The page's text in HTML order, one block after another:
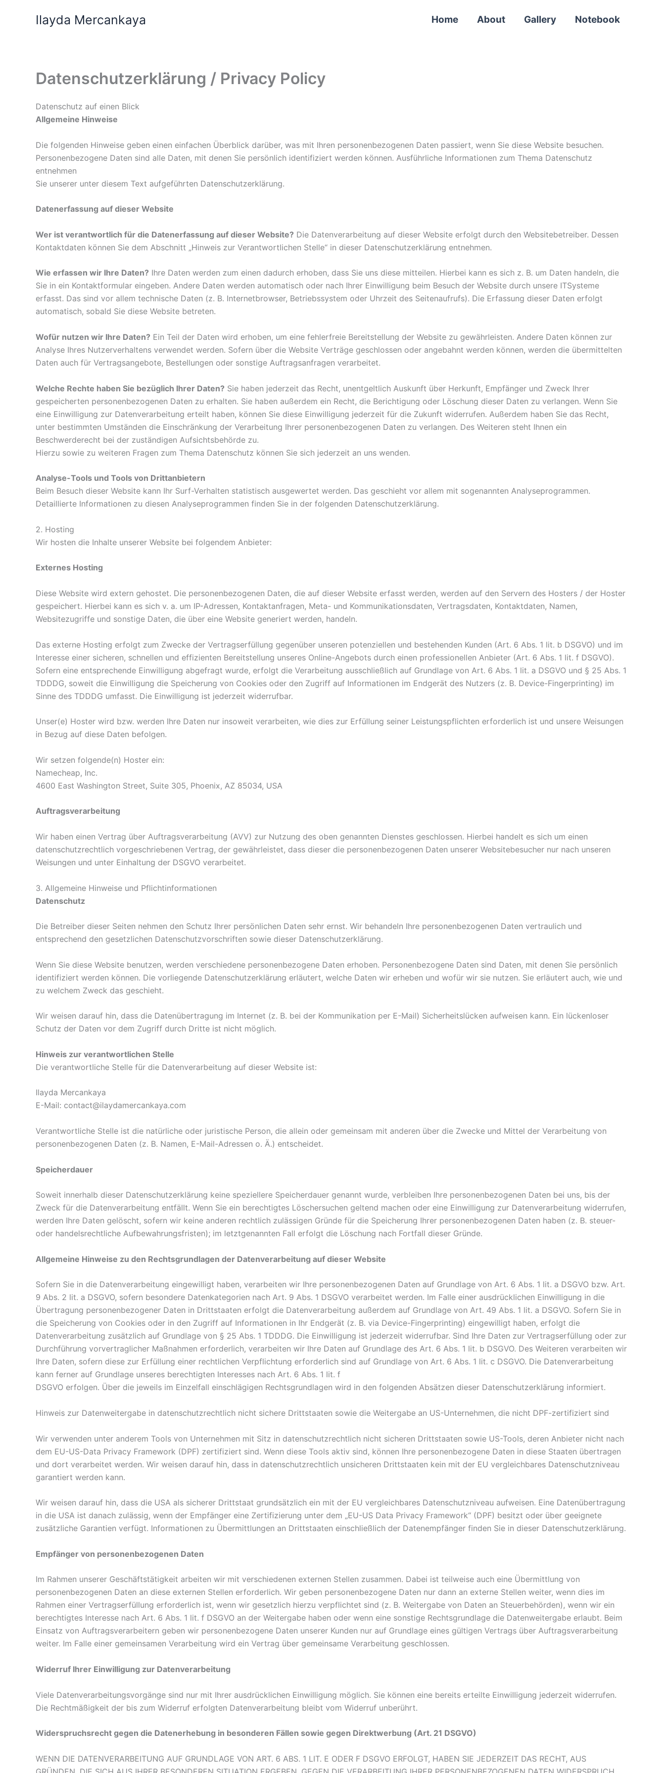
Ilayda Mercankaya Home About Gallery Notebook
Datenschutzerklärung / Privacy Policy
Datenschutz auf einen Blick
Allgemeine Hinweise
Die folgenden Hinweise geben einen einfachen Überblick darüber, was mit Ihren personenbezogenen Daten passiert, wenn Sie diese Website besuchen.
Personenbezogene Daten sind alle Daten, mit denen Sie persönlich identifiziert werden können. Ausführliche Informationen zum Thema Datenschutz
entnehmen
Sie unserer unter diesem Text aufgeführten Datenschutzerklärung.
Datenerfassung auf dieser Website
Wer ist verantwortlich für die Datenerfassung auf dieser Website? Die Datenverarbeitung auf dieser Website erfolgt durch den Websitebetreiber. Dessen
Kontaktdaten können Sie dem Abschnitt „Hinweis zur Verantwortlichen Stelle“ in dieser Datenschutzerklärung entnehmen.
Wie erfassen wir Ihre Daten? Ihre Daten werden zum einen dadurch erhoben, dass Sie uns diese mitteilen. Hierbei kann es sich z. B. um Daten handeln, die
Sie in ein Kontaktformular eingeben. Andere Daten werden automatisch oder nach Ihrer Einwilligung beim Besuch der Website durch unsere ITSysteme
erfasst. Das sind vor allem technische Daten (z. B. Internetbrowser, Betriebssystem oder Uhrzeit des Seitenaufrufs). Die Erfassung dieser Daten erfolgt
automatisch, sobald Sie diese Website betreten.
Wofür nutzen wir Ihre Daten? Ein Teil der Daten wird erhoben, um eine fehlerfreie Bereitstellung der Website zu gewährleisten. Andere Daten können zur
Analyse Ihres Nutzerverhaltens verwendet werden. Sofern über die Website Verträge geschlossen oder angebahnt werden können, werden die übermittelten
Daten auch für Vertragsangebote, Bestellungen oder sonstige Auftragsanfragen verarbeitet.
Welche Rechte haben Sie bezüglich Ihrer Daten? Sie haben jederzeit das Recht, unentgeltlich Auskunft über Herkunft, Empfänger und Zweck Ihrer
gespeicherten personenbezogenen Daten zu erhalten. Sie haben außerdem ein Recht, die Berichtigung oder Löschung dieser Daten zu verlangen. Wenn Sie
eine Einwilligung zur Datenverarbeitung erteilt haben, können Sie diese Einwilligung jederzeit für die Zukunft widerrufen. Außerdem haben Sie das Recht,
unter bestimmten Umständen die Einschränkung der Verarbeitung Ihrer personenbezogenen Daten zu verlangen. Des Weiteren steht Ihnen ein
Beschwerderecht bei der zuständigen Aufsichtsbehörde zu.
Hierzu sowie zu weiteren Fragen zum Thema Datenschutz können Sie sich jederzeit an uns wenden.
Analyse-Tools und Tools von Drittanbietern
Beim Besuch dieser Website kann Ihr Surf-Verhalten statistisch ausgewertet werden. Das geschieht vor allem mit sogenannten Analyseprogrammen.
Detaillierte Informationen zu diesen Analyseprogrammen finden Sie in der folgenden Datenschutzerklärung.
2. Hosting
Wir hosten die Inhalte unserer Website bei folgendem Anbieter:
Externes Hosting
Diese Website wird extern gehostet. Die personenbezogenen Daten, die auf dieser Website erfasst werden, werden auf den Servern des Hosters / der Hoster
gespeichert. Hierbei kann es sich v. a. um IP-Adressen, Kontaktanfragen, Meta- und Kommunikationsdaten, Vertragsdaten, Kontaktdaten, Namen,
Websitezugriffe und sonstige Daten, die über eine Website generiert werden, handeln.
Das externe Hosting erfolgt zum Zwecke der Vertragserfüllung gegenüber unseren potenziellen und bestehenden Kunden (Art. 6 Abs. 1 lit. b DSGVO) und im
Interesse einer sicheren, schnellen und effizienten Bereitstellung unseres Online-Angebots durch einen professionellen Anbieter (Art. 6 Abs. 1 lit. f DSGVO).
Sofern eine entsprechende Einwilligung abgefragt wurde, erfolgt die Verarbeitung ausschließlich auf Grundlage von Art. 6 Abs. 1 lit. a DSGVO und § 25 Abs. 1
TDDDG, soweit die Einwilligung die Speicherung von Cookies oder den Zugriff auf Informationen im Endgerät des Nutzers (z. B. Device-Fingerprinting) im
Sinne des TDDDG umfasst. Die Einwilligung ist jederzeit widerrufbar.
Unser(e) Hoster wird bzw. werden Ihre Daten nur insoweit verarbeiten, wie dies zur Erfüllung seiner Leistungspflichten erforderlich ist und unsere Weisungen
in Bezug auf diese Daten befolgen.
Wir setzen folgende(n) Hoster ein:
Namecheap, Inc.
4600 East Washington Street, Suite 305, Phoenix, AZ 85034, USA
Auftragsverarbeitung
Wir haben einen Vertrag über Auftragsverarbeitung (AVV) zur Nutzung des oben genannten Dienstes geschlossen. Hierbei handelt es sich um einen
datenschutzrechtlich vorgeschriebenen Vertrag, der gewährleistet, dass dieser die personenbezogenen Daten unserer Websitebesucher nur nach unseren
Weisungen und unter Einhaltung der DSGVO verarbeitet.
3. Allgemeine Hinweise und Pflichtinformationen
Datenschutz
Die Betreiber dieser Seiten nehmen den Schutz Ihrer persönlichen Daten sehr ernst. Wir behandeln Ihre personenbezogenen Daten vertraulich und
entsprechend den gesetzlichen Datenschutzvorschriften sowie dieser Datenschutzerklärung.
Wenn Sie diese Website benutzen, werden verschiedene personenbezogene Daten erhoben. Personenbezogene Daten sind Daten, mit denen Sie persönlich
identifiziert werden können. Die vorliegende Datenschutzerklärung erläutert, welche Daten wir erheben und wofür wir sie nutzen. Sie erläutert auch, wie und
zu welchem Zweck das geschieht.
Wir weisen darauf hin, dass die Datenübertragung im Internet (z. B. bei der Kommunikation per E-Mail) Sicherheitslücken aufweisen kann. Ein lückenloser
Schutz der Daten vor dem Zugriff durch Dritte ist nicht möglich.
Hinweis zur verantwortlichen Stelle
Die verantwortliche Stelle für die Datenverarbeitung auf dieser Website ist:
Ilayda Mercankaya
E-Mail: contact@ilaydamercankaya.com
Verantwortliche Stelle ist die natürliche oder juristische Person, die allein oder gemeinsam mit anderen über die Zwecke und Mittel der Verarbeitung von
personenbezogenen Daten (z. B. Namen, E-Mail-Adressen o. Ä.) entscheidet.
Speicherdauer
Soweit innerhalb dieser Datenschutzerklärung keine speziellere Speicherdauer genannt wurde, verbleiben Ihre personenbezogenen Daten bei uns, bis der
Zweck für die Datenverarbeitung entfällt. Wenn Sie ein berechtigtes Löschersuchen geltend machen oder eine Einwilligung zur Datenverarbeitung widerrufen,
werden Ihre Daten gelöscht, sofern wir keine anderen rechtlich zulässigen Gründe für die Speicherung Ihrer personenbezogenen Daten haben (z. B. steuer-
oder handelsrechtliche Aufbewahrungsfristen); im letztgenannten Fall erfolgt die Löschung nach Fortfall dieser Gründe.
Allgemeine Hinweise zu den Rechtsgrundlagen der Datenverarbeitung auf dieser Website
Sofern Sie in die Datenverarbeitung eingewilligt haben, verarbeiten wir Ihre personenbezogenen Daten auf Grundlage von Art. 6 Abs. 1 lit. a DSGVO bzw. Art.
9 Abs. 2 lit. a DSGVO, sofern besondere Datenkategorien nach Art. 9 Abs. 1 DSGVO verarbeitet werden. Im Falle einer ausdrücklichen Einwilligung in die
Übertragung personenbezogener Daten in Drittstaaten erfolgt die Datenverarbeitung außerdem auf Grundlage von Art. 49 Abs. 1 lit. a DSGVO. Sofern Sie in
die Speicherung von Cookies oder in den Zugriff auf Informationen in Ihr Endgerät (z. B. via Device-Fingerprinting) eingewilligt haben, erfolgt die
Datenverarbeitung zusätzlich auf Grundlage von § 25 Abs. 1 TDDDG. Die Einwilligung ist jederzeit widerrufbar. Sind Ihre Daten zur Vertragserfüllung oder zur
Durchführung vorvertraglicher Maßnahmen erforderlich, verarbeiten wir Ihre Daten auf Grundlage des Art. 6 Abs. 1 lit. b DSGVO. Des Weiteren verarbeiten wir
Ihre Daten, sofern diese zur Erfüllung einer rechtlichen Verpflichtung erforderlich sind auf Grundlage von Art. 6 Abs. 1 lit. c DSGVO. Die Datenverarbeitung
kann ferner auf Grundlage unseres berechtigten Interesses nach Art. 6 Abs. 1 lit. f
DSGVO erfolgen. Über die jeweils im Einzelfall einschlägigen Rechtsgrundlagen wird in den folgenden Absätzen dieser Datenschutzerklärung informiert.
Hinweis zur Datenweitergabe in datenschutzrechtlich nicht sichere Drittstaaten sowie die Weitergabe an US-Unternehmen, die nicht DPF-zertifiziert sind
Wir verwenden unter anderem Tools von Unternehmen mit Sitz in datenschutzrechtlich nicht sicheren Drittstaaten sowie US-Tools, deren Anbieter nicht nach
dem EU-US-Data Privacy Framework (DPF) zertifiziert sind. Wenn diese Tools aktiv sind, können Ihre personenbezogene Daten in diese Staaten übertragen
und dort verarbeitet werden. Wir weisen darauf hin, dass in datenschutzrechtlich unsicheren Drittstaaten kein mit der EU vergleichbares Datenschutzniveau
garantiert werden kann.
Wir weisen darauf hin, dass die USA als sicherer Drittstaat grundsätzlich ein mit der EU vergleichbares Datenschutzniveau aufweisen. Eine Datenübertragung
in die USA ist danach zulässig, wenn der Empfänger eine Zertifizierung unter dem „EU-US Data Privacy Framework“ (DPF) besitzt oder über geeignete
zusätzliche Garantien verfügt. Informationen zu Übermittlungen an Drittstaaten einschließlich der Datenempfänger finden Sie in dieser Datenschutzerklärung.
Empfänger von personenbezogenen Daten
Im Rahmen unserer Geschäftstätigkeit arbeiten wir mit verschiedenen externen Stellen zusammen. Dabei ist teilweise auch eine Übermittlung von
personenbezogenen Daten an diese externen Stellen erforderlich. Wir geben personenbezogene Daten nur dann an externe Stellen weiter, wenn dies im
Rahmen einer Vertragserfüllung erforderlich ist, wenn wir gesetzlich hierzu verpflichtet sind (z. B. Weitergabe von Daten an Steuerbehörden), wenn wir ein
berechtigtes Interesse nach Art. 6 Abs. 1 lit. f DSGVO an der Weitergabe haben oder wenn eine sonstige Rechtsgrundlage die Datenweitergabe erlaubt. Beim
Einsatz von Auftragsverarbeitern geben wir personenbezogene Daten unserer Kunden nur auf Grundlage eines gültigen Vertrags über Auftragsverarbeitung
weiter. Im Falle einer gemeinsamen Verarbeitung wird ein Vertrag über gemeinsame Verarbeitung geschlossen.
Widerruf Ihrer Einwilligung zur Datenverarbeitung
Viele Datenverarbeitungsvorgänge sind nur mit Ihrer ausdrücklichen Einwilligung möglich. Sie können eine bereits erteilte Einwilligung jederzeit widerrufen.
Die Rechtmäßigkeit der bis zum Widerruf erfolgten Datenverarbeitung bleibt vom Widerruf unberührt.
Widerspruchsrecht gegen die Datenerhebung in besonderen Fällen sowie gegen Direktwerbung (Art. 21 DSGVO)
WENN DIE DATENVERARBEITUNG AUF GRUNDLAGE VON ART. 6 ABS. 1 LIT. E ODER F DSGVO ERFOLGT, HABEN SIE JEDERZEIT DAS RECHT, AUS